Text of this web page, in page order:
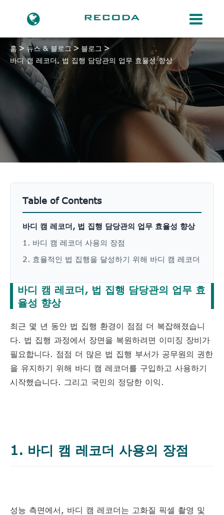
홈 뉴스 & 블로그
블로그
바디 캠 레코더, 법 집행 담당관의 업무 효율성 향상
바디 캠 레코더, 법 집행 담당관의 업무 효
율성 향상
최근 몇 년 동안 법 집행 환경이 점점 더 복잡해졌습니
다. 법 집행 과정에서 장면을 복원하려면 이미징 장비가
필요합니다. 점점 더 많은 법 집행 부서가 공무원의 권한
을 유지하기 위해 바디 캠 레코더를 구입하고 사용하기
시작했습니다. 그리고 국민의 정당한 이익.
1. 바디 캠 레코더 사용의 장점
성능 측면에서, 바디 캠 레코더는 고화질 픽셀 촬영 및
Table of Contents
바디 캠 레코더, 법 집행 담당관의 업무 효율성 향상
1. 바디 캠 레코더 사용의 장점
2. 효율적인 법 집행을 달성하기 위해 바디 캠 레코더